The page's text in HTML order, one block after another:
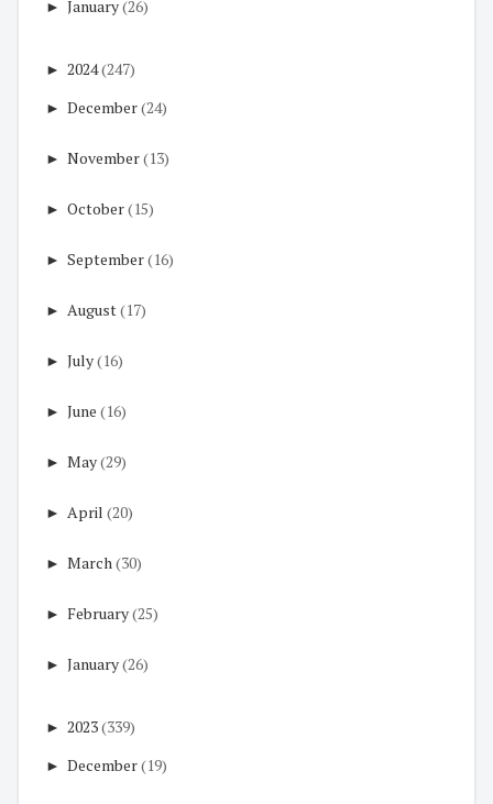
► January(26)
► 2024(247)
► December(24)
► November(13)
► October(15)
► September(16)
► August(17)
► July(16)
► June (16)
► May(29)
► April (20)
► March(30)
► February(25)
► January(26)
► 2023(339)
► December(19)